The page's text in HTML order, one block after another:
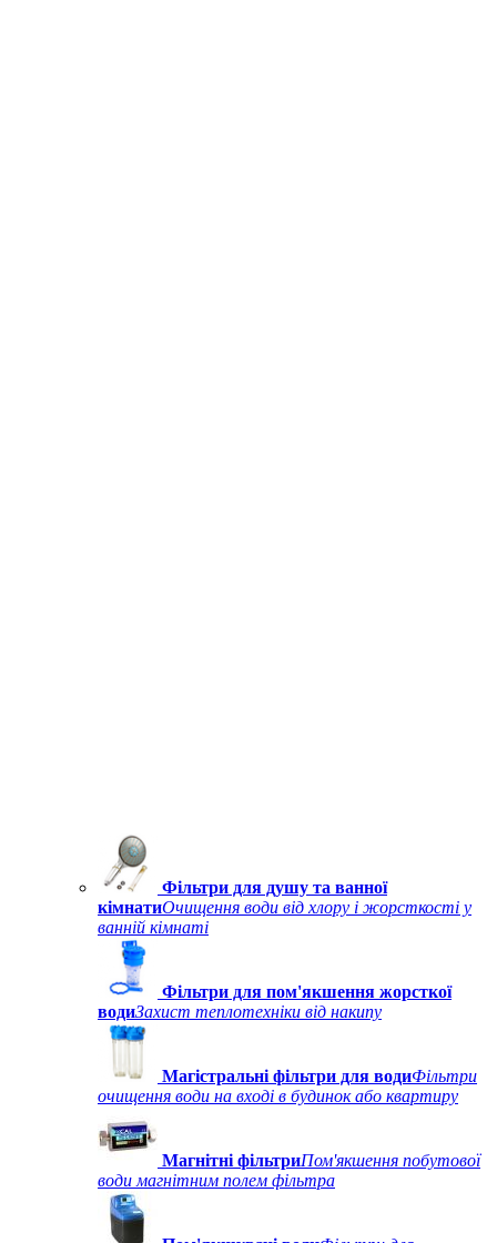
Фільтри для душу та ванної
кімнатиОчищення води від хлору і жорсткості у
ванній кімнаті
Фільтри для пом'якшення жорсткої
водиЗахист теплотехніки від накипу
Магістральні фільтри для водиФільтри
очищення води на вході в будинок або квартиру
Магнітні фільтриПом'якшення побутової
води магнітним полем фільтра